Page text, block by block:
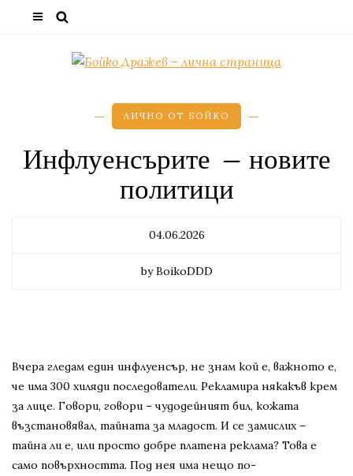
ЛИЧНО ОТ БОЙКО
Инфлуенсърите – новите
политици
04.06.2026
by BoikoDDD
Вчера гледам един инфлуенсър, не знам кой е, важното е,
че има 300 хиляди последователи. Рекламира някакъв крем
за лице. Говори, говори – чудодейният бил, кожата
възстановявал, тайната за младост. И се замислих –
тайна ли е, или просто добре платена реклама? Това е
само повърхността. Под нея има нещо по-